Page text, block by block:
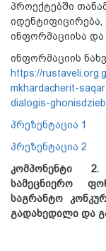
პროექტებში
იდენტიფიცირება,
ინფორმაციისა და
ინფორმაციის
https://
mkhardacherit-
dialogis-
პრეზენტაცია 1
პრეზენტაცია 2
კომპონენტი 2.
სამეცნიერო
საგრანტო
გადახედილი და